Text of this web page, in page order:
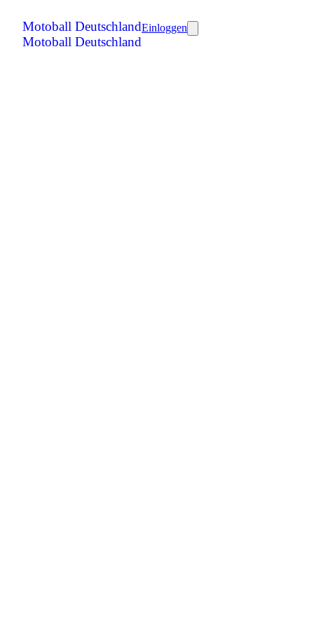
Motoball Deutschland
Motoball Deutschland
Einloggen